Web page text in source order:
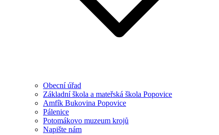
Obecní úřad
Základní škola a mateřská škola Popovice
Amfík Bukovina Popovice
Pálenice
Potomákovo muzeum krojů
Napište nám